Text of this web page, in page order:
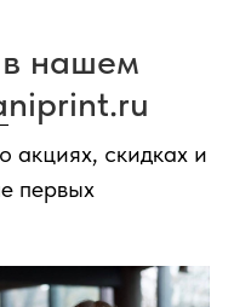
нашем
niprint.ru
акциях, скидках и
первых